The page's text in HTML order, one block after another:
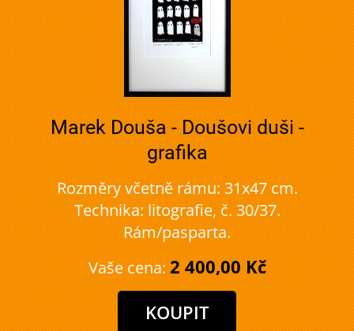
Marek Douša - Doušovi duši -
grafika
Rozměry včetně rámu: 31x47 cm.
Technika: litografie, č. 30/37.
Rám/pasparta.
Vaše cena: 2 400,00 Kč